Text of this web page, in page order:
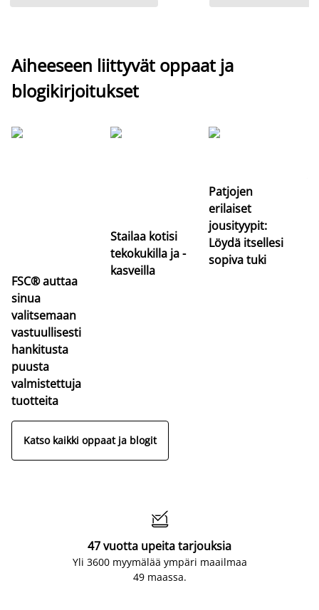
Aiheeseen liittyvät oppaat ja
blogikirjoitukset
FSC® auttaa
sinua
valitsemaan
vastuullisesti
hankitusta
puusta
valmistettuja
tuotteita
Stailaa kotisi
tekokukilla ja -
kasveilla
Patjojen
erilaiset
jousityypit:
Löydä itsellesi
sopiva tuki
Katso kaikki oppaat ja blogit

47 vuotta upeita tarjouksia
Yli 3600 myymälää ympäri maailmaa
49 maassa.